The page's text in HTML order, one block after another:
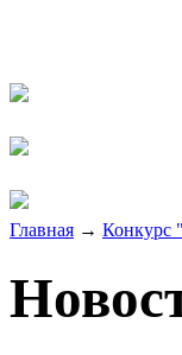
Главная → Конкурс